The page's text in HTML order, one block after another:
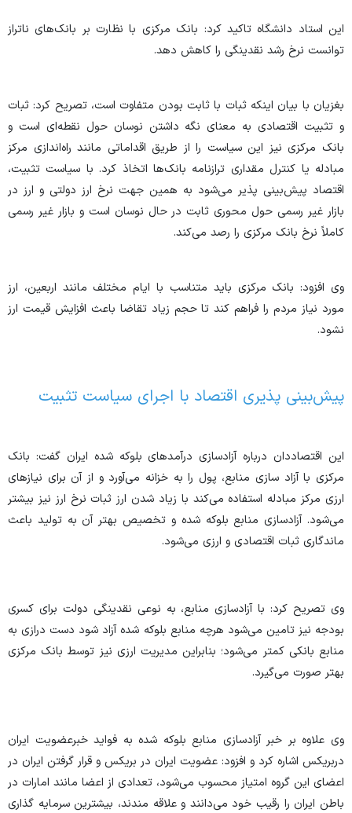
این استاد دانشگاه تاکید کرد: بانک مرکزی با نظارت بر بانک‌های ناتراز
توانست نرخ رشد نقدینگی را کاهش دهد.
بغزیان با بیان اینکه ثبات با ثابت بودن متفاوت است، تصریح کرد: ثبات
و تثبیت اقتصادی به معنای نگه داشتن نوسان حول نقطه‌ای است و
بانک مرکزی نیز این سیاست را از طریق اقداماتی مانند راه‌اندازی مرکز
مبادله یا کنترل مقداری ترازنامه بانک‌ها اتخاذ کرد. با سیاست تثبیت،
اقتصاد پیش‌بینی پذیر می‌شود به همین جهت نرخ ارز دولتی و ارز در
بازار غیر رسمی حول محوری ثابت در حال نوسان است و بازار غیر رسمی
کاملاً نرخ بانک مرکزی را رصد می‌کند.
وی افزود: بانک مرکزی باید متناسب با ایام مختلف مانند اربعین، ارز
مورد نیاز مردم را فراهم کند تا حجم زیاد تقاضا باعث افزایش قیمت ارز
نشود.
پیش‌بینی پذیری اقتصاد با اجرای سیاست تثبیت
این اقتصاددان درباره آزادسازی درآمد‌های بلوکه شده ایران گفت: بانک
مرکزی با آزاد سازی منابع، پول را به خزانه می‌آورد و از آن برای نیاز‌های
ارزی مرکز مبادله استفاده می‌کند با زیاد شدن ارز ثبات نرخ ارز نیز بیشتر
می‌شود. آزادسازی منابع بلوکه شده و تخصیص بهتر آن به تولید باعث
ماندگاری ثبات اقتصادی و ارزی می‌شود.
وی تصریح کرد: با آزادسازی منابع، به نوعی نقدینگی دولت برای کسری
بودجه نیز تامین می‌شود هرچه منابع بلوکه شده آزاد شود دست درازی به
منابع بانکی کمتر می‌شود؛ بنابراین مدیریت ارزی نیز توسط بانک مرکزی
بهتر صورت می‌گیرد.
وی علاوه بر خبر آزادسازی منابع بلوکه شده به فواید خبرعضویت ایران
دربریکس اشاره کرد و افزود: عضویت ایران در بریکس و قرار گرفتن ایران در
اعضای این گروه امتیاز محسوب می‌شود، تعدادی از اعضا مانند امارات در
باطن ایران را رقیب خود می‌دانند و علاقه مندند، بیشترین سرمایه گذاری